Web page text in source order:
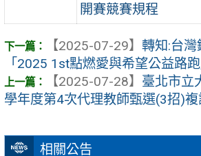
相關公告
開賽競賽規程
【2025-07-29】 轉知:台
「2025 1st點燃愛與希望公益路
【2025-07-28】 臺北市立
學年度第4次代理教師甄選(3招)